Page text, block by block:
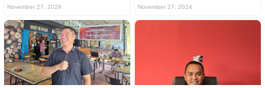
November 27, 2024 November 27, 2024